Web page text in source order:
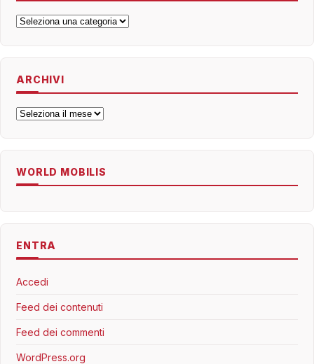
Categorie
ARCHIVI
Archivi
WORLD MOBILIS
ENTRA
Accedi
Feed dei contenuti
Feed dei commenti
WordPress.org